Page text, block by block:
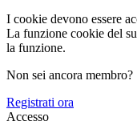
I cookie devono essere
La funzione cookie del
la funzione.
Non sei ancora membro?
Registrati ora
Accesso